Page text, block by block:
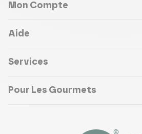
Mon Compte
Aide
Services
Pour Les Gourmets